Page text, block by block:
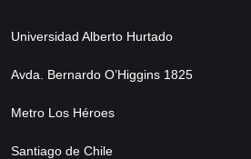
Universidad Alberto Hurtado
Avda. Bernardo O’Higgins 1825
Metro Los Héroes
Santiago de Chile